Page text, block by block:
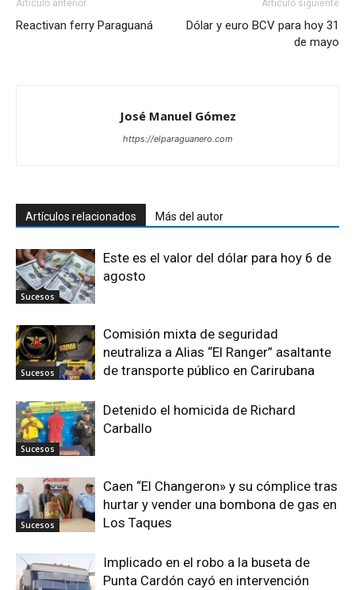
Artículo anterior
Reactivan ferry Paraguaná
Artículo siguiente
Dólar y euro BCV para hoy 31
de mayo
José Manuel Gómez
https://elparaguanero.com
Artículos relacionados Más del autor
Sucesos
Este es el valor del dólar para hoy 6 de
agosto
Sucesos
Comisión mixta de seguridad
neutraliza a Alias “El Ranger” asaltante
de transporte público en Carirubana
Sucesos
Detenido el homicida de Richard
Carballo
Sucesos
Caen “El Changeron» y su cómplice tras
hurtar y vender una bombona de gas en
Los Taques
Implicado en el robo a la buseta de
Punta Cardón cayó en intervención